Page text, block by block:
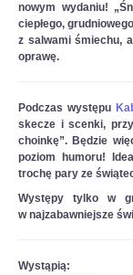
nowym wydaniu!
ciepłego,
z salwami śmiechu,
oprawę.
Podczas występu
skecze i scenki,
choinkę”. Będzie
poziom humoru!
trochę pary ze
Występy tylko w
w najzabawniejsze
Wystąpią: